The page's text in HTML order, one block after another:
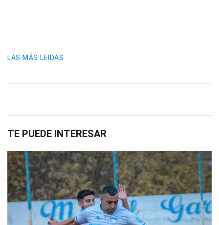
LAS MÁS LEIDAS
TE PUEDE INTERESAR